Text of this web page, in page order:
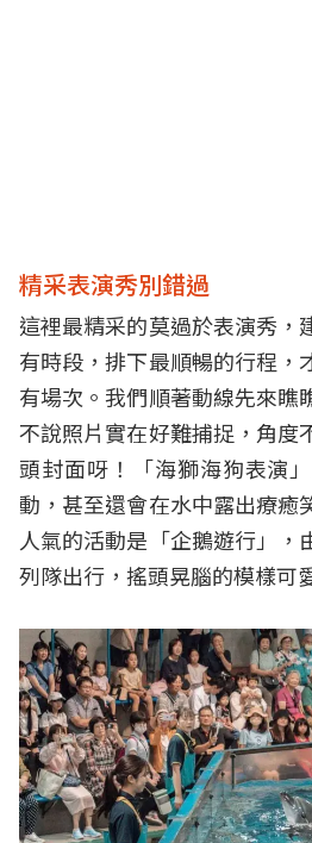
精采表演秀別錯過
這裡最精采的莫過於表演秀，
有時段，排下最順暢的行程，
有場次。我們順著動線先來瞧
不說照片實在好難捕捉，角度
頭封面呀！「海獅海狗表演
動，甚至還會在水中露出療癒
人氣的活動是「企鵝遊行」，
列隊出行，搖頭晃腦的模樣可